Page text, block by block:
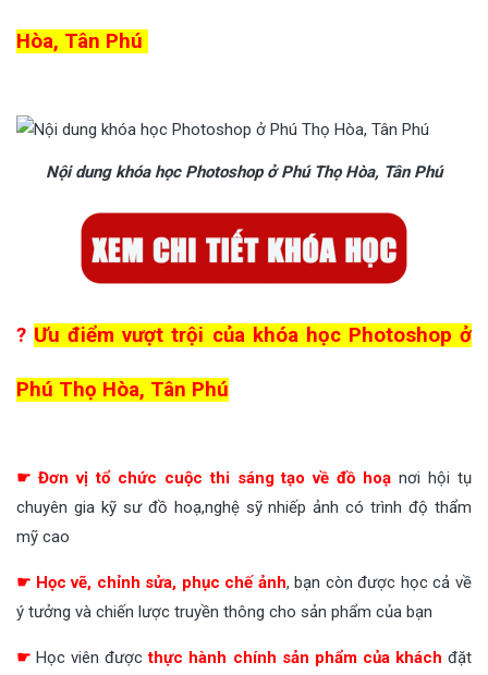
Hòa, Tân Phú
Nội dung khóa học Photoshop ở Phú Thọ Hòa, Tân Phú
? Ưu điểm vượt trội của khóa học Photoshop ở
Phú Thọ Hòa, Tân Phú
☛ Đơn vị tổ chức cuộc thi sáng tạo về đồ hoạ nơi hội tụ
chuyên gia kỹ sư đồ hoạ,nghệ sỹ nhiếp ảnh có trình độ thẩm
mỹ cao
☛ Học vẽ, chỉnh sửa, phục chế ảnh, bạn còn được học cả về
ý tưởng và chiến lược truyền thông cho sản phẩm của bạn
☛ Học viên được thực hành chính sản phẩm của khách đặt